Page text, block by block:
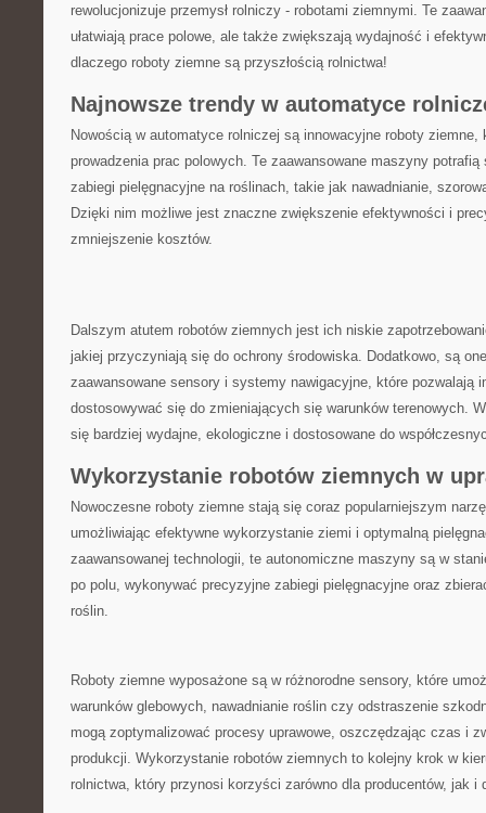
rewolucjonizuje przemysł rolniczy ⁤- robotami ziemnymi. Te
ułatwiają prace polowe,⁢ ale​ także⁤ zwiększają wydajność i
dlaczego roboty ziemne są ‌przyszłością rolnictwa!
Najnowsze trendy w automatyce⁤
Nowością w automatyce rolniczej są innowacyjne roboty‍ ziemne,
prowadzenia prac ​polowych. Te zaawansowane maszyny
zabiegi pielęgnacyjne na roślinach, takie jak nawadnianie,
Dzięki nim możliwe jest znaczne zwiększenie efektywności i
zmniejszenie kosztów.
Dalszym atutem robotów ziemnych jest ich niskie
jakiej przyczyniają się do ⁤ochrony środowiska. Dodatkowo, są
zaawansowane sensory i systemy nawigacyjne,‌ które pozwalają
dostosowywać się do zmieniających się warunków terenowych.
się bardziej wydajne, ekologiczne i⁢ dostosowane do
Wykorzystanie robotów ziemnych w‌
Nowoczesne roboty ziemne stają‍ się coraz popularniejszym
umożliwiając efektywne wykorzystanie ziemi i optymalną
zaawansowanej technologii, te autonomiczne ⁢maszyny są w
po polu, wykonywać precyzyjne zabiegi pielęgnacyjne oraz
roślin.
Roboty ziemne wyposażone są w różnorodne sensory, które
warunków glebowych, nawadnianie roślin czy odstraszenie
mogą zoptymalizować procesy uprawowe, oszczędzając czas i
produkcji. Wykorzystanie robotów ziemnych to kolejny krok w
‍rolnictwa, który przynosi korzyści zarówno dla producentów, jak i